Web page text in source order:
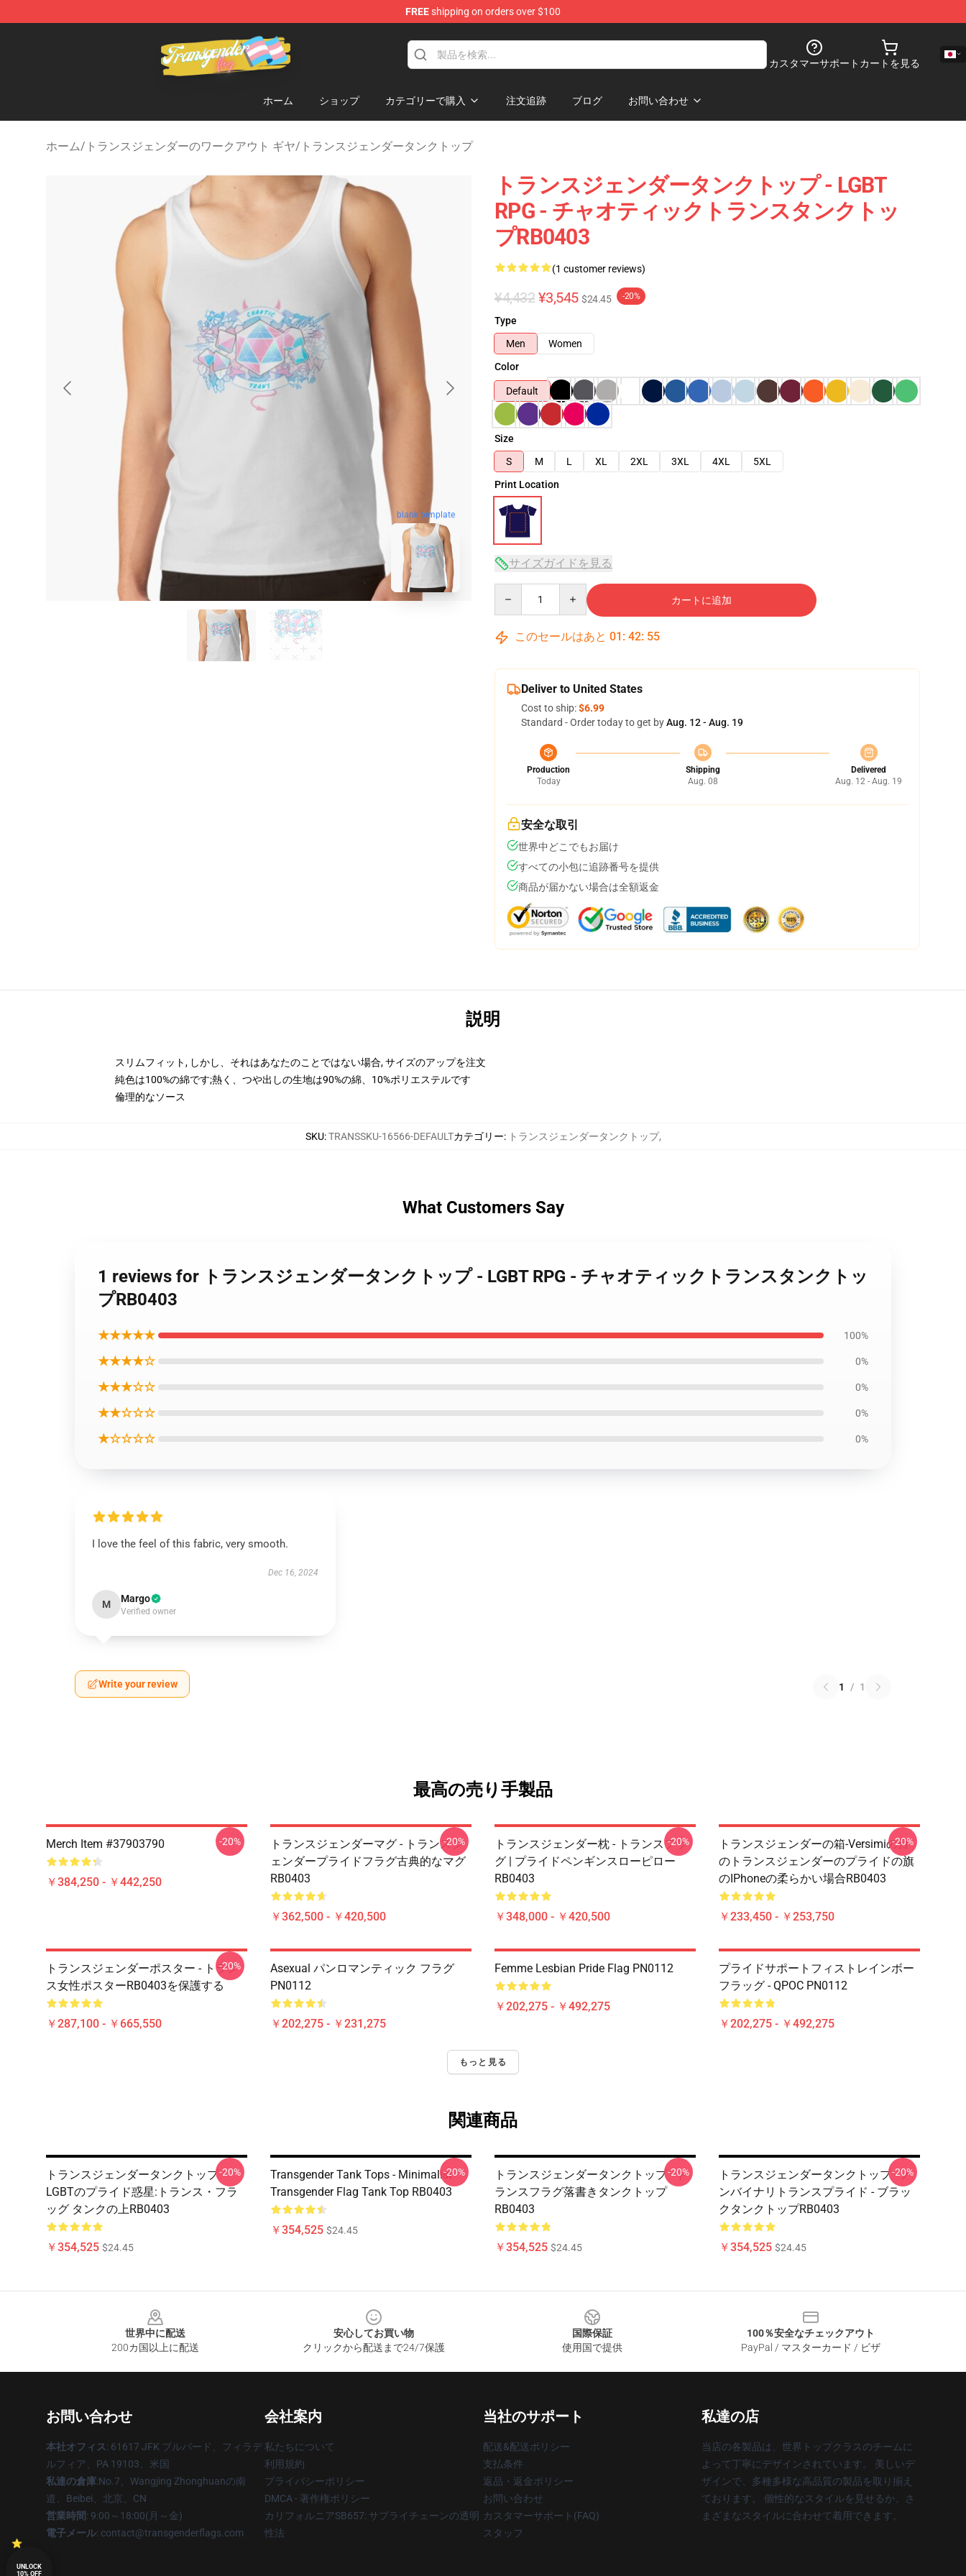
FREEshipping on orders over $100
Transgender Flag Store - The Best Transgender Flag Shop
カスタマーサポート カートを見る
ホーム ショップ カテゴリーで購入 注文追跡 ブログ お問い合わせ
ホーム/ トランスジェンダーのワークアウト ギヤ/ トランスジェンダータンクトップ
blank template
トランスジェンダータンクトップ - LGBT
RPG - チャオティックトランスタンクトッ
プRB0403
(1 customer reviews)
¥4,432 ¥3,545 $24.45 -20%
Type
Men
Women
Color
Default
Size
S
M L XL 2XL 3XL 4XL
5XL
Print Location
サイズガイドを見る
カートに追加
このセールはあと 01 : 42: 54
Deliver to United States
Cost to ship:$6.99
Standard - Order today to get byAug. 12 - Aug. 19
Production
Today
Shipping
Aug. 08
Delivered
Aug. 12 - Aug. 19
安全な取引
世界中どこでもお届け
すべての小包に追跡番号を提供
商品が届かない場合は全額返金
説明
スリムフィット, しかし、それはあなたのことではない場合, サイズのアップを注文
純色は100%の綿です;熱く、つや出しの生地は90%の綿、10%ポリエステルです
倫理的なソース
SKU:TRANSSKU-16566-DEFAULTカテゴリー: トランスジェンダータンクトップ,
What Customers Say
1 reviews for トランスジェンダータンクトップ - LGBT RPG - チャオティックトランスタンクトッ
プRB0403
★★★★★ 100%
★★★★☆ 0%
★★★☆☆ 0%
★★☆☆☆ 0%
★☆☆☆☆ 0%
I love the feel of this fabric, very smooth.
Dec 16, 2024
M Margo
Verified owner
Write your review 1 / 1
最高の売り手製品
Merch Item #37903790
￥384,250 - ￥442,250
-20%
トランスジェンダーマグ - トランスジ
ェンダープライドフラグ古典的なマグ
RB0403
￥362,500 - ￥420,500
-20%
トランスジェンダー枕 - トランスフラ
グ | プライドペンギンスローピロー
RB0403
￥348,000 - ￥420,500
-20%
トランスジェンダーの箱-Versimiの目
のトランスジェンダーのプライドの旗
のiPhoneの柔らかい場合RB0403
￥233,450 - ￥253,750
-20%
トランスジェンダーポスター - トラン
ス女性ポスターRB0403を保護する
￥287,100 - ￥665,550
-20%
Asexual パンロマンティック フラグ
PN0112
￥202,275 - ￥231,275
Femme Lesbian Pride Flag PN0112
￥202,275 - ￥492,275
プライドサポートフィストレインボー
フラッグ - QPOC PN0112
￥202,275 - ￥492,275
もっと見る
関連商品
トランスジェンダータンクトップ -
LGBTのプライド惑星:トランス・フラ
ッグ タンクの上RB0403
￥354,525 $24.45
-20%
Transgender Tank Tops - Minimalist
Transgender Flag Tank Top RB0403
￥354,525 $24.45
-20%
トランスジェンダータンクトップ - ト
ランスフラグ落書きタンクトップ
RB0403
￥354,525 $24.45
-20%
トランスジェンダータンクトップ - ノ
ンバイナリトランスプライド - ブラッ
クタンクトップRB0403
￥354,525 $24.45
-20%
世界中に配送
200カ国以上に配送
安心してお買い物
クリックから配送まで24/7保護
国際保証
使用国で提供
100％安全なチェックアウト
PayPal / マスターカード / ビザ
お問い合わせ
本社オフィス: 61617 JFK ブルバード、フィラデ
ルフィア、PA 19103、米国
私達の倉庫:No.7、Wangjing Zhonghuanの南
道、Beibei、北京、CN
営業時間: 9:00～18:00(月～金)
電子メール: contact@transgenderflags.com
会社案内
私たちについて
利用規約
プライバシーポリシー
DMCA - 著作権ポリシー
カリフォルニアSB657: サプライチェーンの透明
性法
当社のサポート
配送&配送ポリシー
支払条件
返品・返金ポリシー
お問い合わせ
カスタマーサポート(FAQ)
スタッフ
私達の店
当店の各製品は、世界トップクラスのチームに
よって丁寧にデザインされています。 美しいデ
ザインで、多種多様な高品質の製品を取り揃え
ております。 個性的なスタイルを見せるか、さ
まざまなスタイルに合わせて着用できます。
UNLOCK
10% OFF